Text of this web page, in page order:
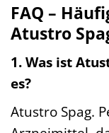
FAQ –
Atustro
1. Was ist
es?
Atustro Spag.